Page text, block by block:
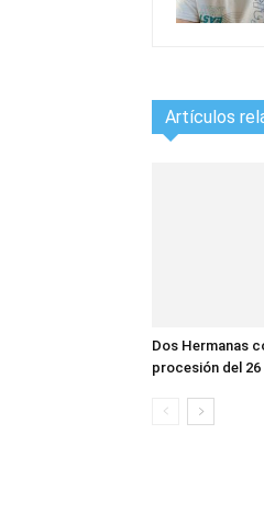
Artículos
Dos Hermanas
procesión del 26